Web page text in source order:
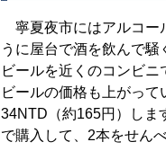
寧夏夜市にはアルコー
うに屋台で酒を飲んで
ビールを近くのコンビ
ビールの価格も上がっ
34NTD（約165円）しま
で購入して、2本をせん